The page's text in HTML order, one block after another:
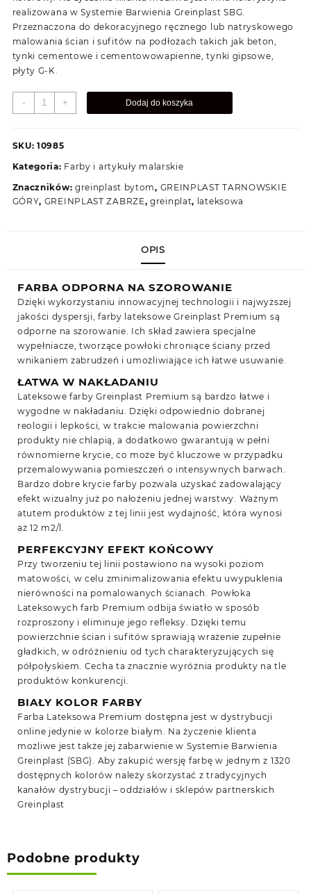
realizowana w Systemie Barwienia Greinplast SBG.
Przeznaczona do dekoracyjnego ręcznego lub natryskowego
malowania ścian i sufitów na podłożach takich jak beton,
tynki cementowe i cementowowapienne, tynki gipsowe,
płyty G-K.
-
ilość
Farba
Greinplast
Biała
10l
+ Dodaj do koszyka
SKU: 10985
Kategoria: Farby i artykuły malarskie
Znaczników: greinplast bytom, GREINPLAST TARNOWSKIE
GÓRY, GREINPLAST ZABRZE,greinplat, lateksowa
OPIS
FARBA ODPORNA NA SZOROWANIE
Dzięki wykorzystaniu innowacyjnej technologii i najwyższej
jakości dyspersji, farby lateksowe Greinplast Premium są
odporne na szorowanie. Ich skład zawiera specjalne
wypełniacze, tworzące powłoki chroniące ściany przed
wnikaniem zabrudzeń i umożliwiające ich łatwe usuwanie.
ŁATWA W NAKŁADANIU
Lateksowe farby Greinplast Premium są bardzo łatwe i
wygodne w nakładaniu. Dzięki odpowiednio dobranej
reologii i lepkości, w trakcie malowania powierzchni
produkty nie chlapią, a dodatkowo gwarantują w pełni
równomierne krycie, co może być kluczowe w przypadku
przemalowywania pomieszczeń o intensywnych barwach.
Bardzo dobre krycie farby pozwala uzyskać zadowalający
efekt wizualny już po nałożeniu jednej warstwy. Ważnym
atutem produktów z tej linii jest wydajność, która wynosi
aż 12 m2/l.
PERFEKCYJNY EFEKT KOŃCOWY
Przy tworzeniu tej linii postawiono na wysoki poziom
matowości, w celu zminimalizowania efektu uwypuklenia
nierówności na pomalowanych ścianach. Powłoka
Lateksowych farb Premium odbija światło w sposób
rozproszony i eliminuje jego refleksy. Dzięki temu
powierzchnie ścian i sufitów sprawiają wrażenie zupełnie
gładkich, w odróżnieniu od tych charakteryzujących się
półpołyskiem. Cecha ta znacznie wyróżnia produkty na tle
produktów konkurencji.
BIAŁY KOLOR FARBY
Farba Lateksowa Premium dostępna jest w dystrybucji
online jedynie w kolorze białym. Na życzenie klienta
możliwe jest także jej zabarwienie w Systemie Barwienia
Greinplast (SBG). Aby zakupić wersję farbę w jednym z 1320
dostępnych kolorów należy skorzystać z tradycyjnych
kanałów dystrybucji – oddziałów i sklepów partnerskich
Greinplast
Podobne produkty